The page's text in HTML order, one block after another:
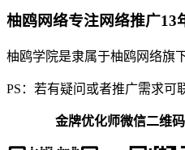
柚鸥网络专注网络推广13
柚鸥学院是隶属于柚鸥网络旗
PS：若有疑问或者推广需求可
金牌优化师微信二维码